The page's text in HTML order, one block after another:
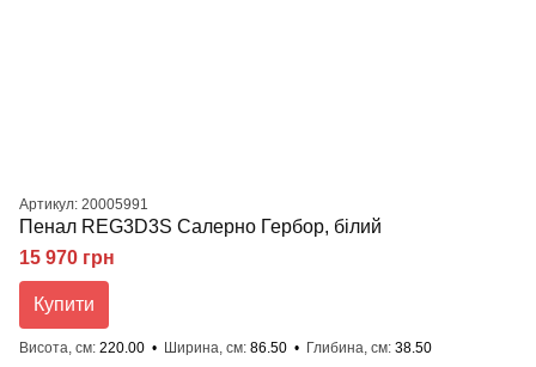
Артикул: 20005991
Пенал REG3D3S Салерно Гербор, білий
15 970 грн
Купити
Висота, см 220.00 Ширина, см 86.50 Глибина, см 38.50